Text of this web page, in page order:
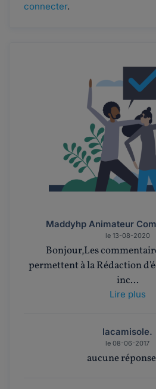
connecter.
Maddyhp Animateur
le 13-08-2020
Bonjour,Les
permettent à la Rédaction
inc...
Lire plus
lacamisole.
le 08-06-2017
aucune